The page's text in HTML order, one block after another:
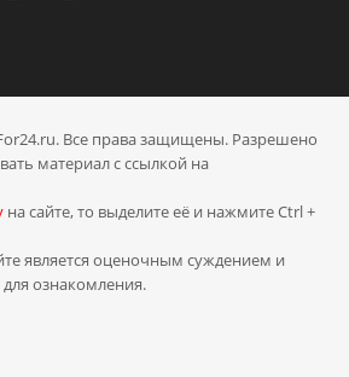
Все права защищены. Разрешено
материал с ссылкой на
на сайте, то выделите её и нажмите Ctrl +
является оценочным суждением и
ознакомления.